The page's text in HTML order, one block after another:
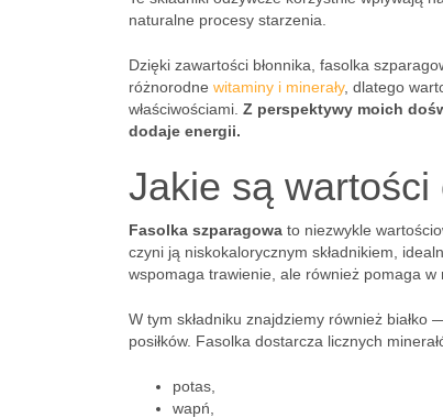
naturalne procesy starzenia.
Dzięki zawartości błonnika, fasolka
różnorodne witaminy i minerały, dlatego
właściwościami. Z perspektywy moich
dodaje energii.
Jakie są
Fasolka szparagowa to niezwykle
czyni ją niskokalorycznym składnikiem,
wspomaga trawienie, ale również pomaga w
W tym składniku znajdziemy również białko
posiłków. Fasolka dostarcza licznych
potas,
wapń,